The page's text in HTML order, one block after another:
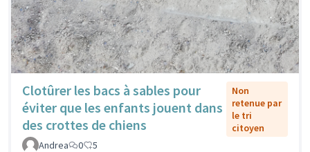
Clotûrer les bacs à sables pour
éviter que les enfants jouent dans
des crottes de chiens
Non
retenue par
le tri
citoyen
Andrea
0 5